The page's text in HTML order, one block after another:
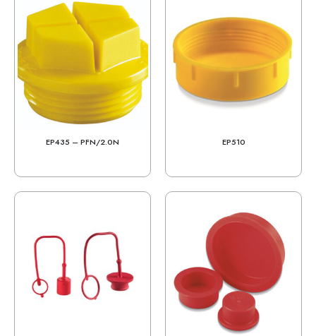
EP435 – PFN/2.0N EP510